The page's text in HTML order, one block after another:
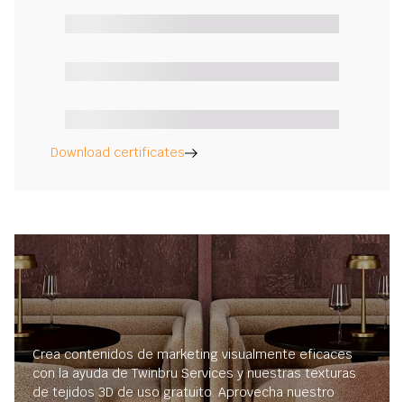
Download certificates
Crea contenidos de marketing visualmente eficaces
con la ayuda de Twinbru Services y nuestras texturas
de tejidos 3D de uso gratuito. Aprovecha nuestro